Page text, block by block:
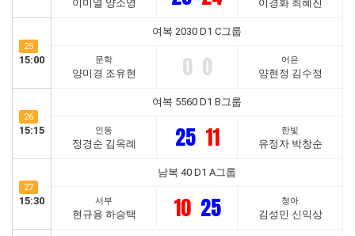
이미열 양소영 이경화 최혜진
25
15:00
여복 2030 D1 C그룹
문학
양미경 조유현 0 0 어은
양현정 김수정
26
15:15
여복 5560 D1 B그룹
인동
정경순 김옥례 25 11 한빛
유정자 박창순
27
15:30
남복 40 D1 A그룹
서부
현규용 하승택 10 25 청아
김성민 신익상